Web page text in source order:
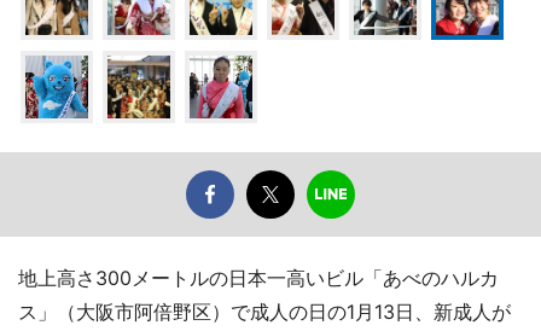
地上高さ300メートルの日本一高いビル「あべのハルカ
ス」（大阪市阿倍野区）で成人の日の1月13日、新成人が